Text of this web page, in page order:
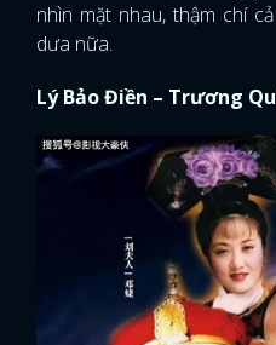
nhìn mặt nhau, thậm chí
dưa nữa.
Lý Bảo Điền – Trương